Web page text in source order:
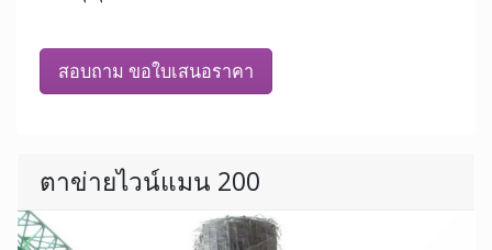
สอบถาม ขอใบเสนอราคา
ตาข่ายไวน์แมน 200